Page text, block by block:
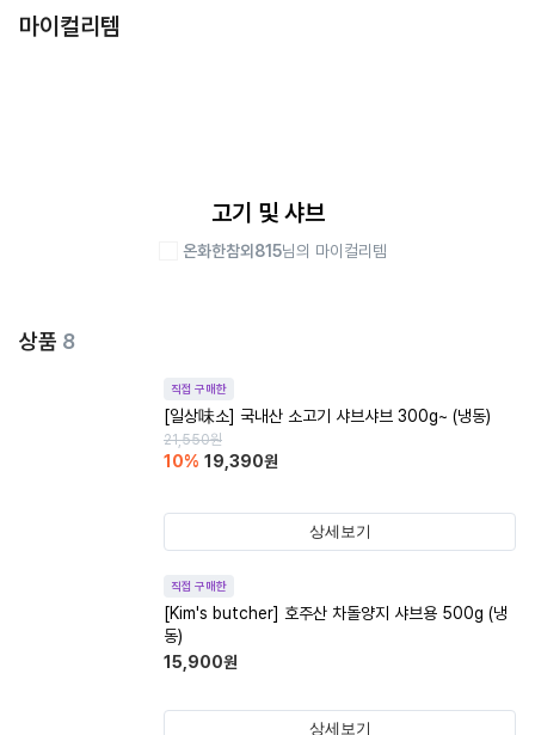
마이컬리템
고기 및 샤브
온화한참외815님의 마이컬리템
상품 8
직접 구매한
[일상味소] 국내산 소고기 샤브샤브 300g~ (냉동)
21,550원
10% 19,390원
상세보기
직접 구매한
[Kim's butcher] 호주산 차돌양지 샤브용 500g (냉
동)
15,900원
상세보기